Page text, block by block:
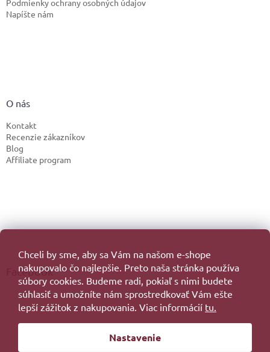
Chceli by sme, aby sa Vám na našom e-shope
nakupovalo čo najlepšie. Preto naša stránka používa
súbory cookies. Budeme radi, pokiaľ s nimi budete
súhlasiť a umožníte nám sprostredkovať Vám ešte
lepší zážitok z nakupovania. Viac informácií tu.
Nastavenie
Podmienky ochrany osobných údajov
Napíšte nám
O nás
Kontakt
Recenzie zákazníkov
Blog
Affiliate program
Facebook
Vytvoril Shoptet